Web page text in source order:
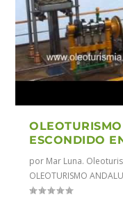
ESCONDIDO
por Mar Luna.
OLEOTURISMO